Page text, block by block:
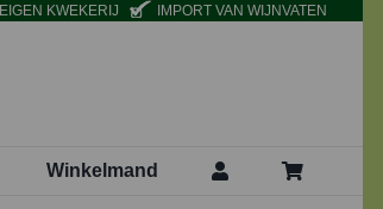
EIGEN KWEKERIJ IMPORT VAN WIJNVATEN
Winkelmand